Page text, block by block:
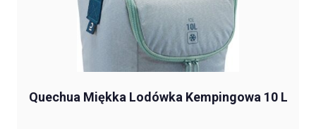
Quechua Miękka Lodówka Kempingowa 10 L